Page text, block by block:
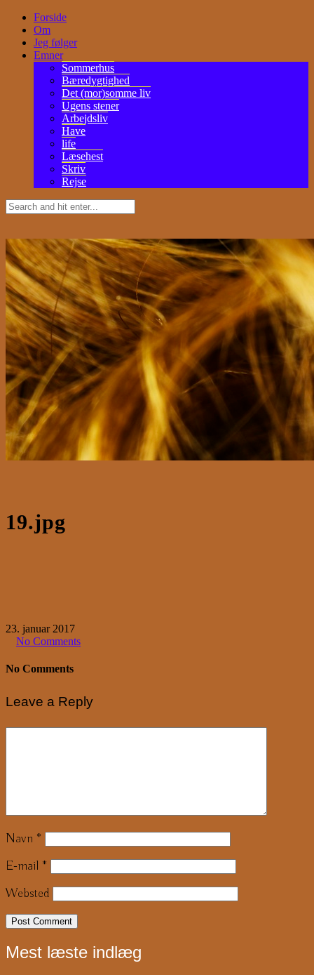
Forside
Om
Jeg følger
Emner
Sommerhus
Bæredygtighed
Det (mor)somme liv
Ugens stener
Arbejdsliv
Have
life
Læsehest
Skriv
Rejse
19.jpg
23. januar 2017
No Comments
No Comments
Leave a Reply
Navn *
E-mail *
Websted
Mest læste indlæg